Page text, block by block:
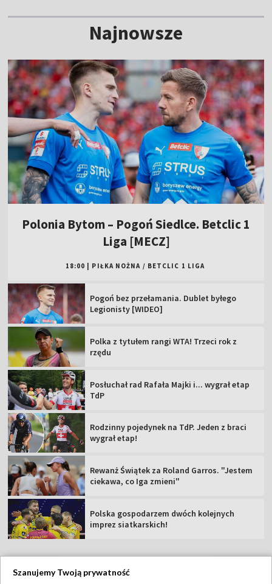
Najnowsze
Polonia Bytom – Pogoń Siedlce. Betclic 1
Liga [MECZ]
18:00 PIŁKA NOŻNA / BETCLIC 1 LIGA
Pogoń bez przełamania. Dublet byłego
Legionisty [WIDEO]
Polka z tytułem rangi WTA! Trzeci rok z
rzędu
Posłuchał rad Rafała Majki i... wygrał etap
TdP
Rodzinny pojedynek na TdP. Jeden z braci
wygrał etap!
Rewanż Świątek za Roland Garros. "Jestem
ciekawa, co Iga zmieni"
Polska gospodarzem dwóch kolejnych
imprez siatkarskich!
Szanujemy Twoją prywatność